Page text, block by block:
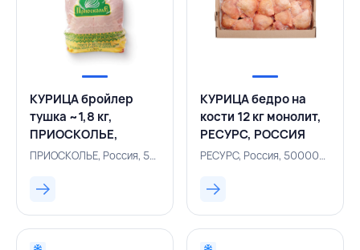
КУРИЦА бройлер
тушка ~1,8 кг,
ПРИОСКОЛЬЕ,
РОССИЯ
ПРИОСКОЛЬЕ, Россия, 500001965
КУРИЦА бедро на
кости 12 кг монолит,
РЕСУРС, РОССИЯ
РЕСУРС, Россия, 500002893